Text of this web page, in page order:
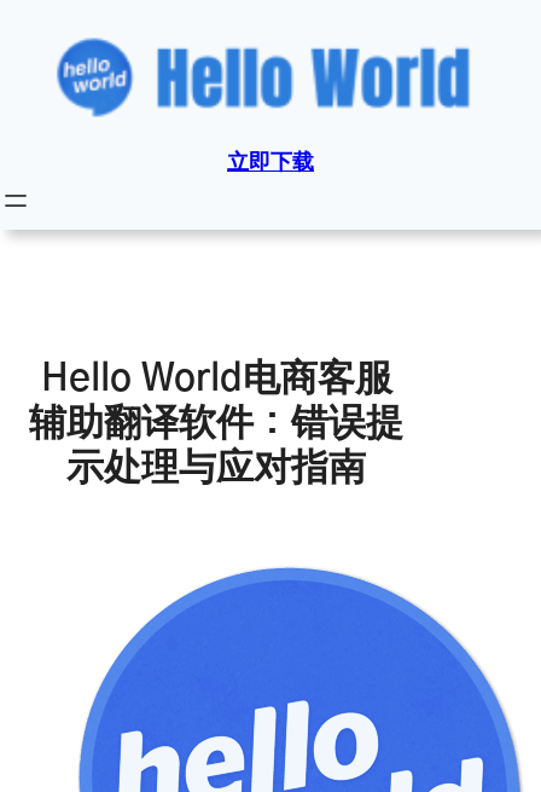
立即下载
Hello World电商客服
辅助翻译软件：错误提
示处理与应对指南